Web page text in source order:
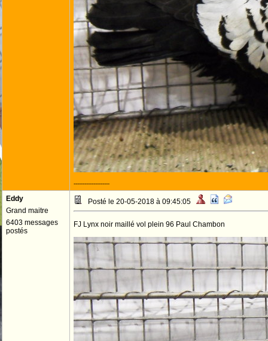
--------------------
Eddy
Grand maitre
6403 messages
postés
Posté le 20-05-2018 à 09:45:05
FJ Lynx noir maillé vol plein 96 Paul Chambon